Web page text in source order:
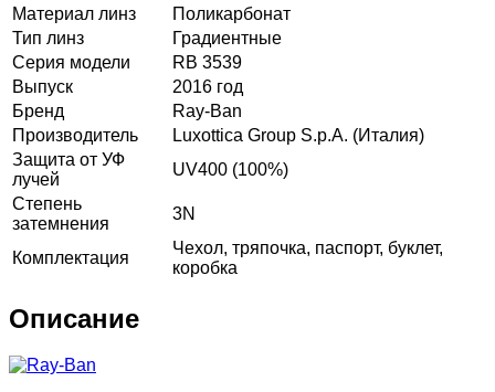
Материал линз
Поликарбонат
Тип линз
Градиентные
Серия модели
RB 3539
Выпуск
2016 год
Бренд
Ray-Ban
Производитель
Luxottica Group S.p.A. (Италия)
Защита от УФ
лучей
UV400 (100%)
Степень
затемнения
3N
Комплектация
Чехол, тряпочка, паспорт, буклет,
коробка
Описание